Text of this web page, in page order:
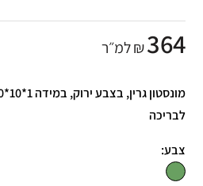
364₪ למ״ר
לבריכה
צבע: